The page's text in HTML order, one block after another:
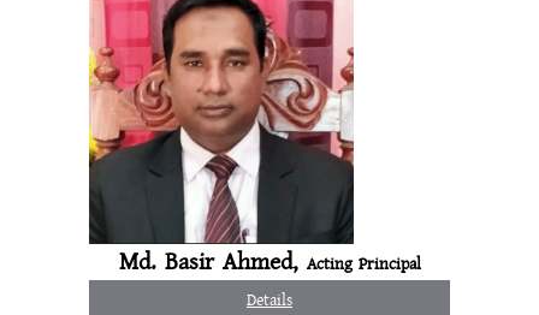
Md. Basir Ahmed, Acting Principal
Details